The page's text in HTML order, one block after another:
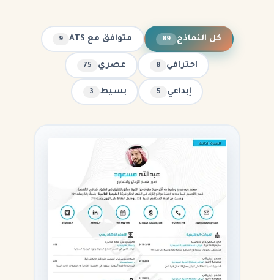
كل النماذج 89 متوافق مع ATS 9
احترافي 8 عصري 75
إبداعي 5 بسيط 3